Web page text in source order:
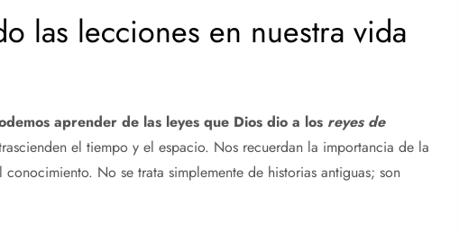
las lecciones en nuestra vida
aprender de las leyes que Dios dio a los reyes de
el tiempo y el espacio. Nos recuerdan la importancia de la
No se trata simplemente de historias antiguas; son